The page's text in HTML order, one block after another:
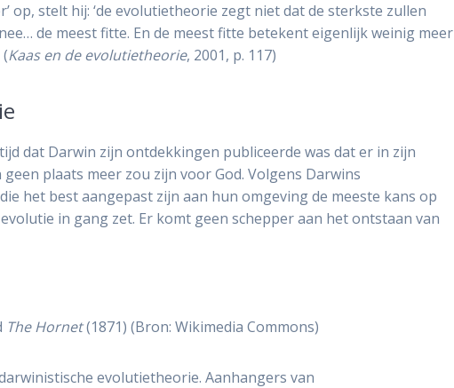
op, stelt hij: ‘de evolutietheorie zegt niet dat de sterkste zullen
de meest fitte. En de meest fitte betekent eigenlijk weinig meer
Kaas en de evolutietheorie, 2001, p. 117)
dat Darwin zijn ontdekkingen publiceerde was dat er in zijn
plaats meer zou zijn voor God. Volgens Darwins
het best aangepast zijn aan hun omgeving de meeste kans op
in gang zet. Er komt geen schepper aan het ontstaan van
The Hornet(1871) (Bron: Wikimedia Commons)
evolutietheorie. Aanhangers van